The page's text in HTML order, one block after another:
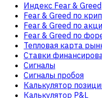
Индекс Fear & Greed
Fear & Greed по
Fear & Greed по
Fear & Greed по
Тепловая карта
Ставки
Сигналы
Сигналы пробоя
Калькулятор
Калькулятор P&L